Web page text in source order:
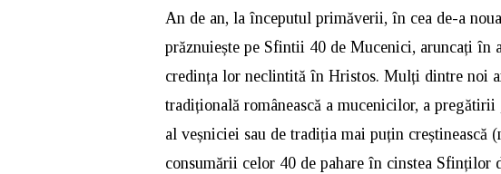
An de an, la începutul primăverii, în cea de-a
prăznuiește pe Sfintii 40 de Mucenici, aruncați în
credința lor neclintită în Hristos. Mulți dintre noi
tradițională românească a mucenicilor, a
al veșniciei sau de tradiția mai puțin creștinească
consumării celor 40 de pahare în cinstea Sfinților